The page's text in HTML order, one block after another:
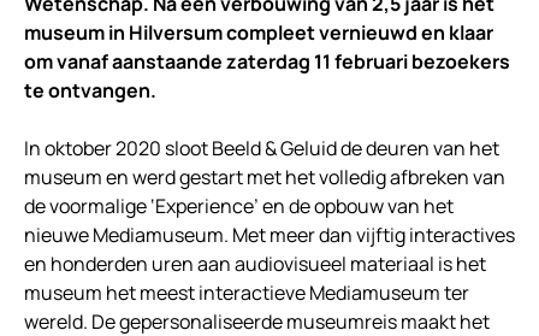
museum in Hilversum compleet vernieuwd en klaar
om vanaf aanstaande zaterdag 11 februari bezoekers
te ontvangen.
In oktober 2020 sloot Beeld & Geluid de deuren van het
museum en werd gestart met het volledig afbreken van
de voormalige ‘Experience’ en de opbouw van het
nieuwe Mediamuseum. Met meer dan vijftig interactives
en honderden uren aan audiovisueel materiaal is het
museum het meest interactieve Mediamuseum ter
wereld. De gepersonaliseerde museumreis maakt het